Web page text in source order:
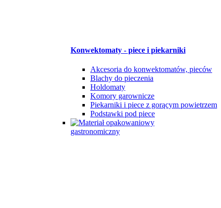
Konwektomaty - piece i piekarniki
Akcesoria do konwektomatów, pieców
Blachy do pieczenia
Holdomaty
Komory garownicze
Piekarniki i piece z gorącym powietrzem
Podstawki pod piece